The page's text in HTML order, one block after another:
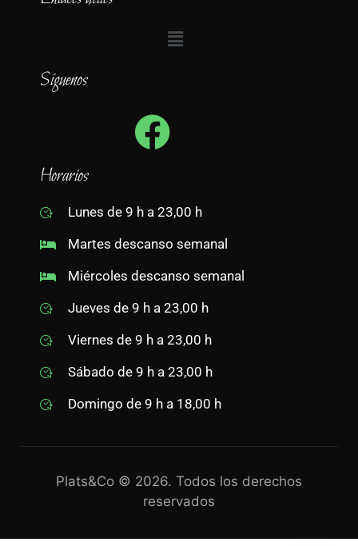
Síguenos
Horarios
Lunes de 9 h a 23,00 h
Martes descanso semanal
Miércoles descanso semanal
Jueves de 9 h a 23,00 h
Viernes de 9 h a 23,00 h
Sábado de 9 h a 23,00 h
Domingo de 9 h a 18,00 h
Plats&Co © 2026. Todos los derechos
reservados